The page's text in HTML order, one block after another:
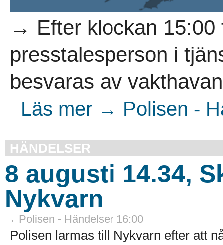
→ Efter klockan 15:00
presstalesperson i
besvaras av
Läs mer → Polisen -
HÄNDELSER
8 augusti 14.34,
Nykvarn
→ Polisen - Händelser 16:00
Polisen larmas till Nykvarn efter att